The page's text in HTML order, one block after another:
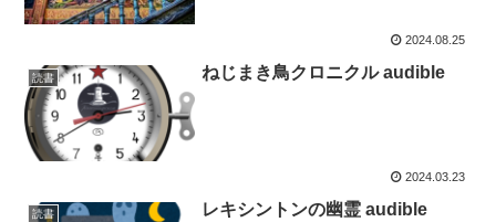
2024.08.25
読書 ねじまき鳥クロニクル audible
2024.03.23
読書 レキシントンの幽霊 audible